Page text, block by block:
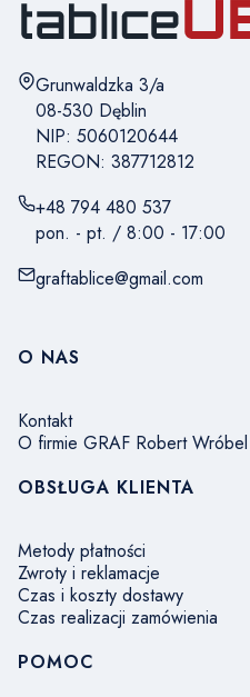
Adres:
Grunwaldzka 3/a
08-530 Dęblin
NIP: 5060120644
REGON: 387712812
+48 794 480 537
pon. - pt. / 8:00 - 17:00
graftablice@gmail.com
Linki w stopce
O NAS
Kontakt
O firmie GRAF Robert Wróbel
OBSŁUGA KLIENTA
Metody płatności
Zwroty i reklamacje
Czas i koszty dostawy
Czas realizacji zamówienia
POMOC